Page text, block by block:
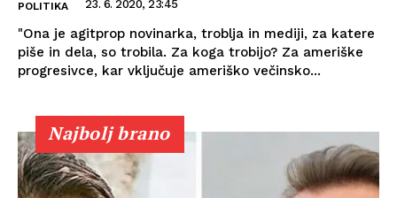
POLITIKA 23. 6. 2020, 23:45
"Ona je agitprop novinarka, troblja in mediji, za katere
piše in dela, so trobila. Za koga trobijo? Za ameriške
progresivce, kar vključuje ameriško večinsko...
Najbolj brano